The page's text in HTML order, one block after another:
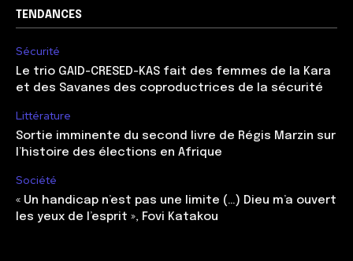
TENDANCES
Sécurité
Le trio GAID-CRESED-KAS fait des femmes de la Kara
et des Savanes des coproductrices de la sécurité
Littérature
Sortie imminente du second livre de Régis Marzin sur
l’histoire des élections en Afrique
Société
« Un handicap n’est pas une limite (…) Dieu m’a ouvert
les yeux de l’esprit », Fovi Katakou